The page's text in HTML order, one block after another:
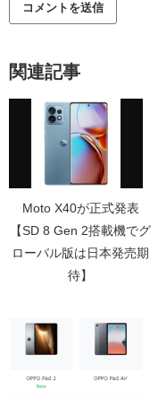
関連記事
Moto X40が正式発表
【SD 8 Gen 2搭載機でグ
ローバル版は日本発売期
待】